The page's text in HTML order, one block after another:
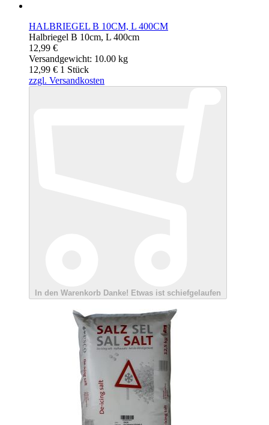
HALBRIEGEL B 10CM, L 400CM
Halbriegel B 10cm, L 400cm
12,99 €
Versandgewicht: 10.00 kg
12,99 € 1 Stück
zzgl. Versandkosten
In den Warenkorb Danke! Etwas ist schiefgelaufen